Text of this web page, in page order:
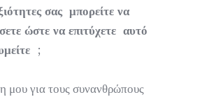
σας μπορείτε να
ώστε να επιτύχετε αυτό
;
μου για τους συνανθρώπους